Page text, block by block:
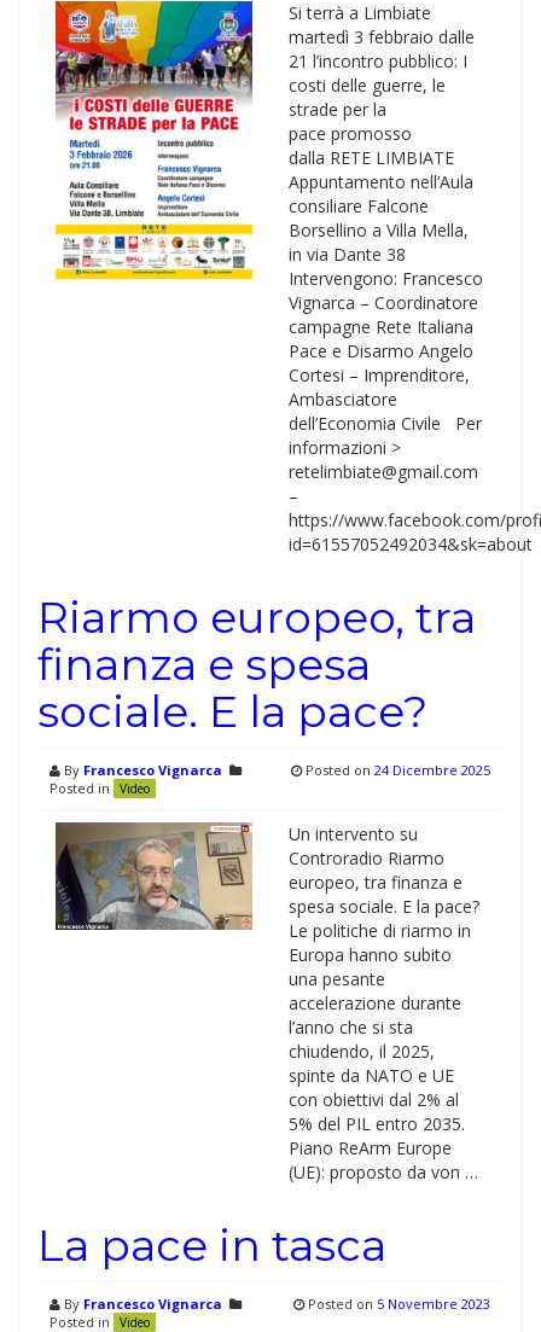
Si terrà a Limbiate
martedì 3 febbraio dalle
21 l’incontro pubblico: I
costi delle guerre, le
strade per la
pace promosso
dalla RETE LIMBIATE
Appuntamento nell’Aula
consiliare Falcone
Borsellino a Villa Mella,
in via Dante 38
Intervengono: Francesco
Vignarca – Coordinatore
campagne Rete Italiana
Pace e Disarmo Angelo
Cortesi – Imprenditore,
Ambasciatore
dell’Economia Civile Per
informazioni >
retelimbiate@gmail.com
–
https://www.facebook.com/
id=61557052492034&sk=about
Riarmo europeo, tra
finanza e spesa
sociale. E la pace?
By Francesco Vignarca
Posted in
Video
Posted on 24 Dicembre 2025
Un intervento su
Controradio Riarmo
europeo, tra finanza e
spesa sociale. E la pace?
Le politiche di riarmo in
Europa hanno subito
una pesante
accelerazione durante
l’anno che si sta
chiudendo, il 2025,
spinte da NATO e UE
con obiettivi dal 2% al
5% del PIL entro 2035.
Piano ReArm Europe
(UE): proposto da von …
La pace in tasca
By Francesco Vignarca
Posted in
Video
Posted on 5 Novembre 2023